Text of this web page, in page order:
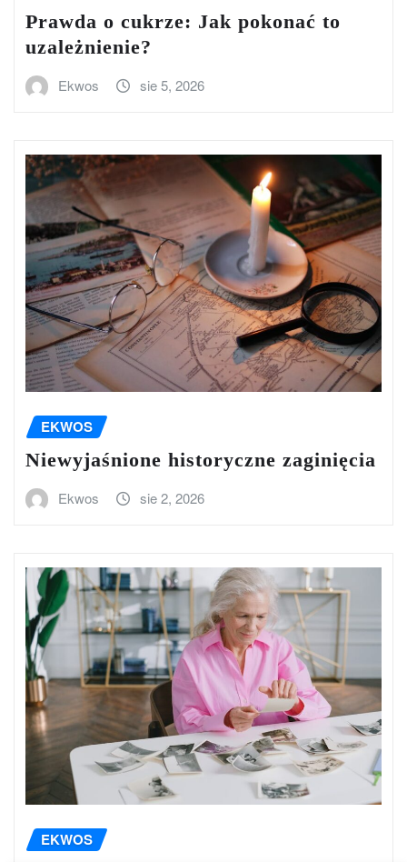
Prawda o cukrze: Jak pokonać to
uzależnienie?
Ekwos sie 5, 2026
EKWOS
Niewyjaśnione historyczne zaginięcia
Ekwos sie 2, 2026
EKWOS